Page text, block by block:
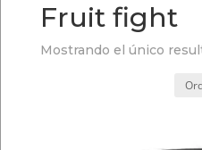
Fruit fight
Mostrando el único